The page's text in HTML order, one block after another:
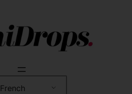
French